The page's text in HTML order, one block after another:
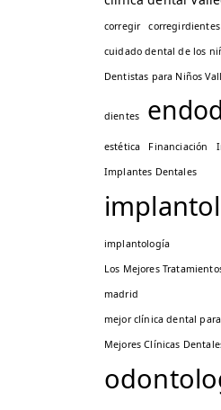
corregir
corregirdientes
cuidado dental de los
Dentistas para Niños
dientes
estética Financiación
Implantes Dentales
implantología
Los Mejores
madrid
mejor clínica dental
Mejores Clínicas